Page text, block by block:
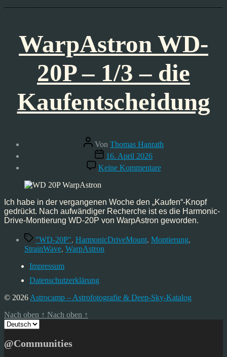
WarpAstron WD-
20P – 1/3 – die
Kaufentscheidung
Beitragsautor
Von Thomas Hanrath
Veröffentlichungsdatum
16. April 2026
Keine Kommentarezu
WarpAstron
–
1/3
–
Kaufentscheidung
Ich habe in der vergangenen Woche den „Kaufen“-Knopf
gedrückt. Nach aufwändiger Recherche ist es die Harmonic-
Drive-Montierung WD-20P von WarpAstron geworden.
Schlagwörter
"WD-20P", HarmonicDriveMount, Montierung,
StrainWave, WarpAstron
Impressum
Datenschutzerklärung
© 2026 Astrocamp – Astrofotografie & Deep-Sky-Katalog
Nach oben ↑ Nach oben ↑
Sprache
auswählen
@Communities